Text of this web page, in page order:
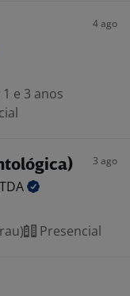
4 ago
e 3 anos
3 ago
Presencial